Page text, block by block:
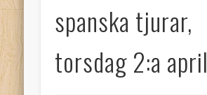
spanska tjurar,
torsdag 2:a april